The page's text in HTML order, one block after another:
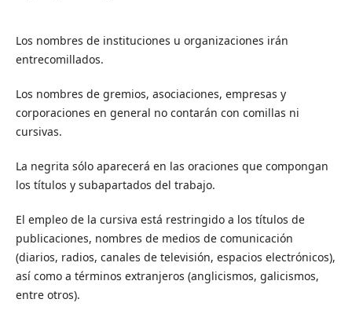
Los nombres de instituciones u organizaciones irán
entrecomillados.
Los nombres de gremios, asociaciones, empresas y
corporaciones en general no contarán con comillas ni
cursivas.
La negrita sólo aparecerá en las oraciones que compongan
los títulos y subapartados del trabajo.
El empleo de la cursiva está restringido a los títulos de
publicaciones, nombres de medios de comunicación
(diarios, radios, canales de televisión, espacios electrónicos),
así como a términos extranjeros (anglicismos, galicismos,
entre otros).